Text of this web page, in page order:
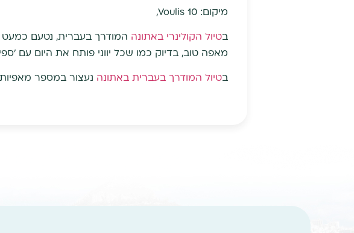
מיקום: Voulis 10,
בטיול הקולינרי באתונה המודרך בעברית, נטעם כמעט
מאפה טוב, בדיוק כמו שכל יווני פותח את היום עם
בטיול המודרך בעברית באתונה נעצור במספר מאפיות